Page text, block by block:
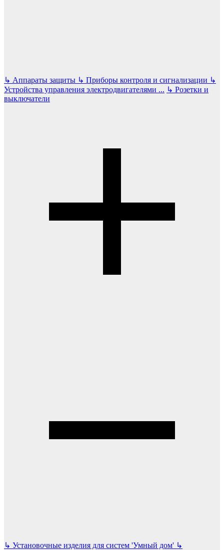
↳ Аппараты защиты ↳ Приборы контроля и сигнализации ↳
Устройства управления электродвигателями ... ↳ Розетки и
выключатели
↳ Установочные изделия для систем 'Умный дом' ↳